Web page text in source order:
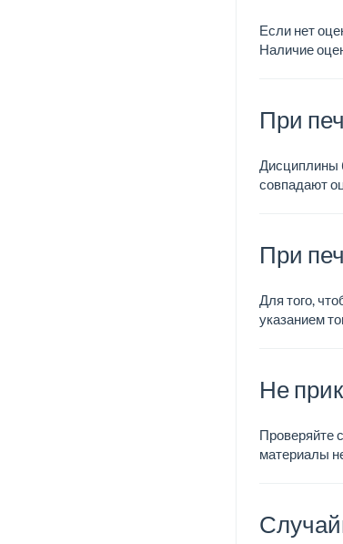
Если нет
Наличие
При
Дисциплины
совпадают
При
Для того,
указанием
Не
Проверяйте
материалы